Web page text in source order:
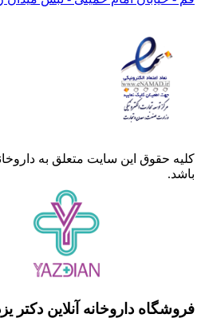
کلیه حقوق این سایت متعلق به
باشد.
فروشگاه داروخانه آنلاین دکتر